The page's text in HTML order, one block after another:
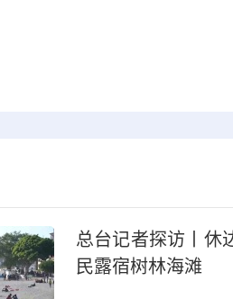
总台记者探访丨休
民露宿树林海滩